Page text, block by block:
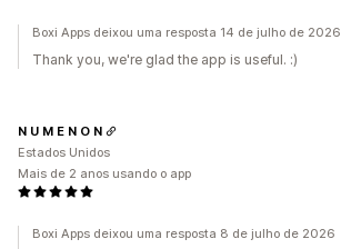
Boxi Apps deixou uma resposta 14 de julho de 2026
Thank you, we're glad the app is useful. :)
N U M E N O N
Estados Unidos
Mais de 2 anos usando o app
Boxi Apps deixou uma resposta 8 de julho de 2026